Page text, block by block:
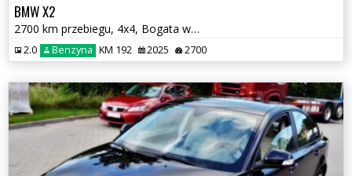
BMW X2
2700 km przebiegu, 4x4, Bogata wersja
2.0 Benzyna KM 192 2025 2700